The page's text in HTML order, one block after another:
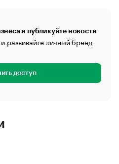
и публикуйте новости
развивайте личный бренд
доступ